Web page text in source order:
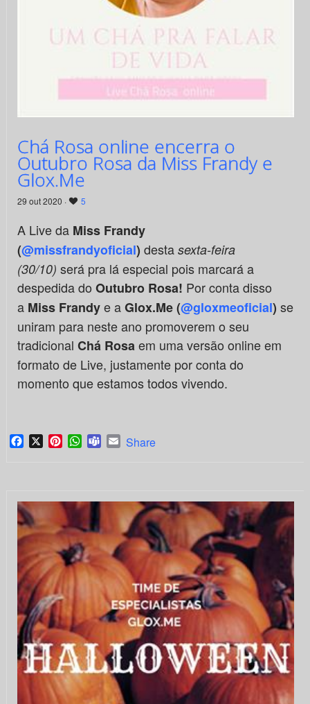
Chá Rosa online encerra o
Outubro Rosa da Miss Frandy e
Glox.Me
29 out 2020 · 5
A Live da Miss Frandy
(@missfrandyoficial) desta sexta-feira
(30/10) será pra lá especial pois marcará a
despedida do Outubro Rosa! Por conta disso
a Miss Frandye aGlox.Me (@gloxmeoficial) se
uniram para neste ano promoverem o seu
tradicional Chá Rosaem uma versão online em
formato de Live, justamente por conta do
momento que estamos todos vivendo.
Facebook
X PinterestWhatsApp
TeamsEmail
Share